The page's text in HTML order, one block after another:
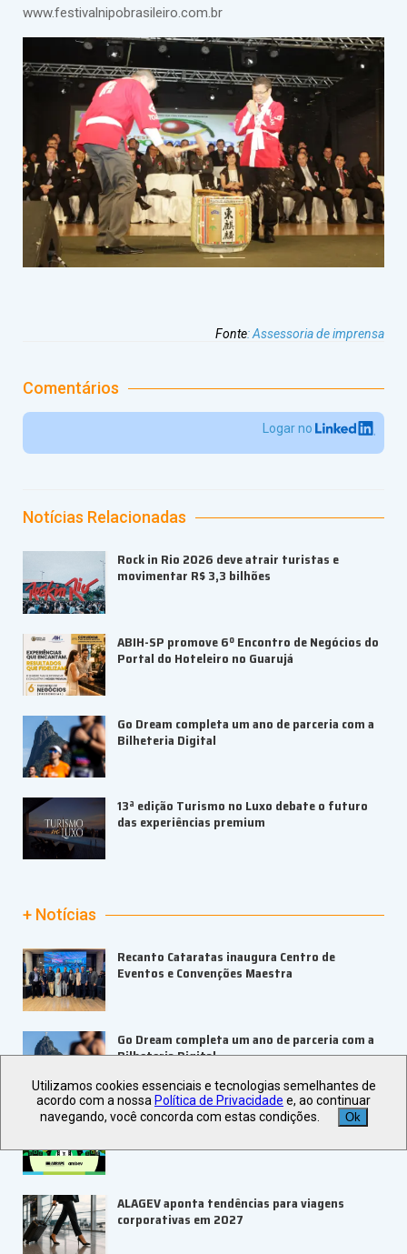
www.festivalnipobrasileiro.com.br
Fonte:Assessoria de imprensa
Comentários
Logar no
Notícias Relacionadas
Rock in Rio 2026 deve atrair turistas e
movimentar R$ 3,3 bilhões
ABIH-SP promove 6º Encontro de Negócios do
Portal do Hoteleiro no Guarujá
Go Dream completa um ano de parceria com a
Bilheteria Digital
13ª edição Turismo no Luxo debate o futuro
das experiências premium
+ Notícias
Recanto Cataratas inaugura Centro de
Eventos e Convenções Maestra
Go Dream completa um ano de parceria com a
Bilheteria Digital
ABRAPE e Ambev abrem inscrições para o
ALAGEV aponta tendências para viagens
corporativas em 2027
Utilizamos cookies essenciais e tecnologias semelhantes de
acordo com a nossa Política de Privacidade e, ao continuar
navegando, você concorda com estas condições.
Ok